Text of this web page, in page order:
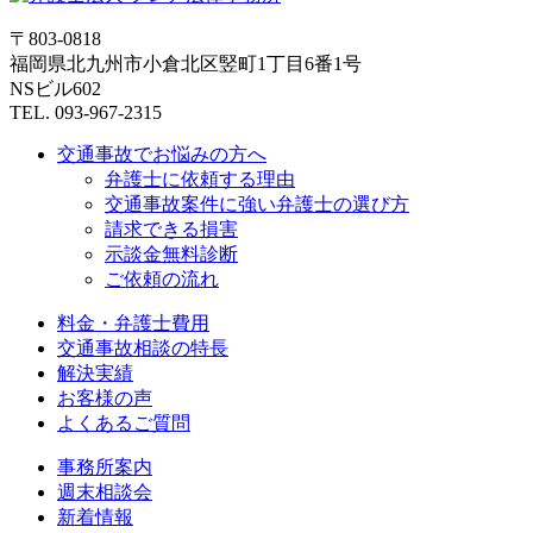
〒803-0818
福岡県北九州市小倉北区竪町1丁目6番1号
NSビル602
TEL. 093-967-2315
交通事故でお悩みの方へ
弁護士に依頼する理由
交通事故案件に強い弁護士の選び方
請求できる損害
示談金無料診断
ご依頼の流れ
料金・弁護士費用
交通事故相談の特長
解決実績
お客様の声
よくあるご質問
事務所案内
週末相談会
新着情報